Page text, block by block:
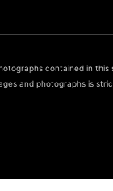
contained in this
and photographs is